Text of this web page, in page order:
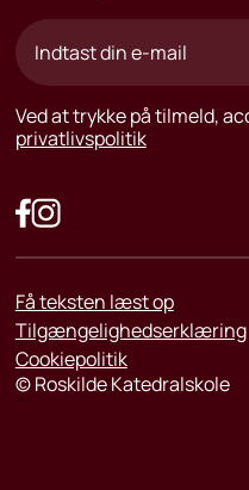
Ved at trykke på tilmeld,
privatlivspolitik
Få teksten læst op
Tilgængelighedserklæring
Cookiepolitik
©Roskilde Katedralskole
¨